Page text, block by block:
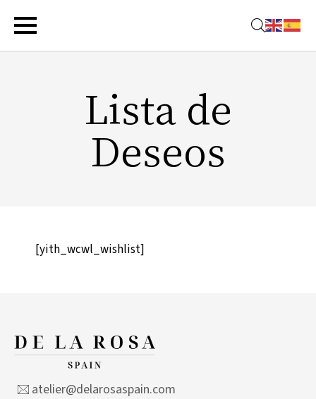
Lista de
Deseos
[yith_wcwl_wishlist]
atelier@delarosaspain.com